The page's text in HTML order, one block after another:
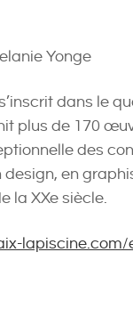
Yonge
dans le
plus de 170
des
design, en
la XXe siècle.